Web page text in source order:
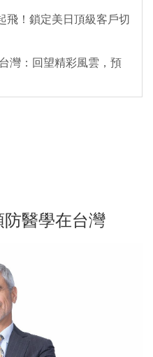
飛！鎖定美日頂級客戶切
灣：回望精彩風雲，預
醫學在台灣